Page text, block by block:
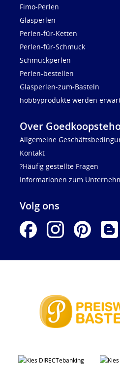
Fimo-Perlen
Glasperlen
Perlen-für-Ketten
Perlen-für-Schmuck
Schmuckperlen
Perlen-bestellen
Glasperlen-zum-Basteln
hobbyprodukte werden
Over
Allgemeine
Kontakt
?Häufig gestellte Fragen
Informationen zum
Volg ons